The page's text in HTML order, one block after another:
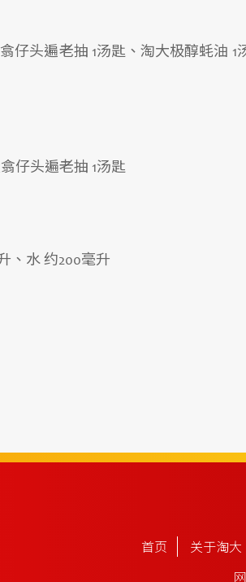
仔头遍老抽 1汤匙、淘大极醇蚝油 1
仔头遍老抽 1汤匙
、水 约200毫升
首页 关于淘大